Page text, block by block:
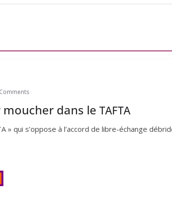
moucher dans le TAFTA
» qui s’op­pose à l’ac­cord de libre-échange